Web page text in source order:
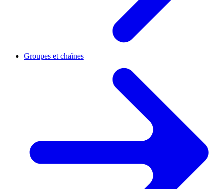
Groupes et chaînes